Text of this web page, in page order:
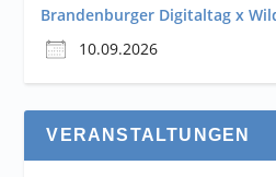
Brandenburger Digitaltag x
10.09.2026
VERANSTALTUNGEN